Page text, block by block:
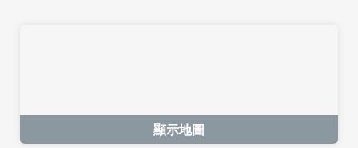
顯示地圖